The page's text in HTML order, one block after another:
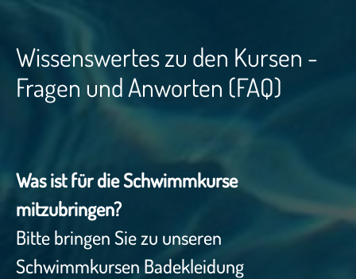
Wissenswertes zu den Kursen -
Fragen und Anworten (FAQ)
Was ist für die Schwimmkurse
mitzubringen?
Bitte bringen Sie zu unseren
Schwimmkursen Badekleidung